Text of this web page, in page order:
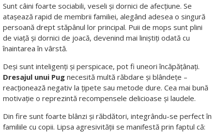
Sunt câini foarte sociabili, veseli și dornici de afecțiune. Se
atașează rapid de membrii familiei, alegând adesea o singură
persoană drept stăpânul lor principal. Puii de mops sunt plini
de viață și dornici de joacă, devenind mai liniștiți odată cu
înaintarea în vârstă.
Deși sunt inteligenți și perspicace, pot fi uneori încăpățânați.
Dresajul unui Pug necesită multă răbdare și blândețe –
reacționează negativ la țipete sau metode dure. Cea mai bună
motivație o reprezintă recompensele delicioase și laudele.
Din fire sunt foarte blânzi și răbdători, integrându-se perfect în
familiile cu copii. Lipsa agresivității se manifestă prin faptul că: